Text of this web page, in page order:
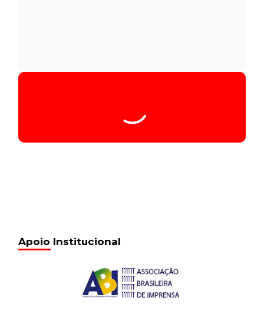
Apoio Institucional